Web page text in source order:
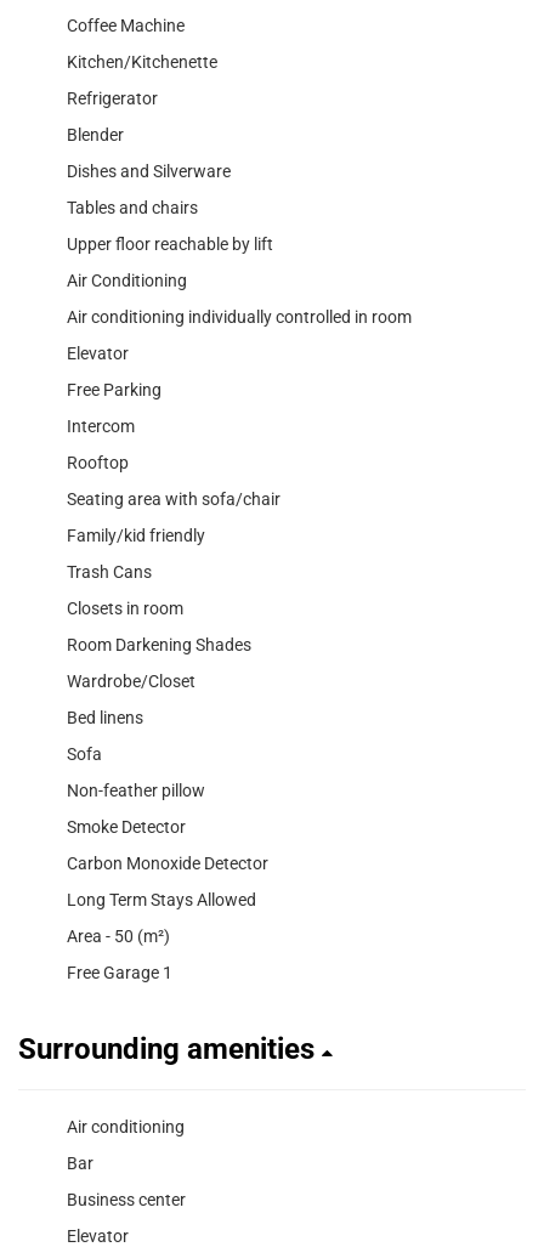
Coffee Machine
Kitchen/Kitchenette
Refrigerator
Blender
Dishes and Silverware
Tables and chairs
Upper floor reachable by lift
Air Conditioning
Air conditioning individually controlled in room
Elevator
Free Parking
Intercom
Rooftop
Seating area with sofa/chair
Family/kid friendly
Trash Cans
Closets in room
Room Darkening Shades
Wardrobe/Closet
Bed linens
Sofa
Non-feather pillow
Smoke Detector
Carbon Monoxide Detector
Long Term Stays Allowed
Area - 50 (m²)
Free Garage 1
Surrounding amenities
Air conditioning
Bar
Business center
Elevator